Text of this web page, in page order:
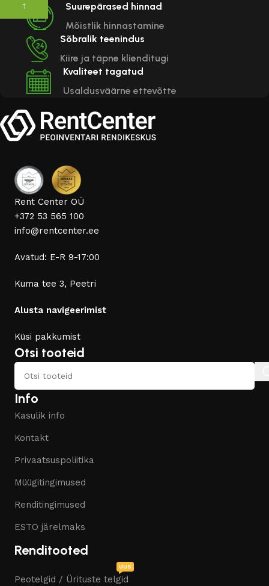
Lisa korvi
Suurepärased hinnad
Mõistlik hinnastamine
Sõbralik teenindus
Kiire ja täpne klienditugi
Kvaliteet tagatud
Usaldusväärne ettevõtte
Rent Center OÜ
+372 53 565 100
info@rentcenter.ee
Avatud: E-R 9-17:00
Kuma tee 3, Peetri
Alusta navigeerimist
Küsi pakkumist
Otsi tooteid
Info
Kasulik info
Kontakt
Privaatsuspoliitika
Müügitingimused
Renditingimused
ESTO järelmaks
Renditooted
Peotelgid / Ürituste telgid
UUS